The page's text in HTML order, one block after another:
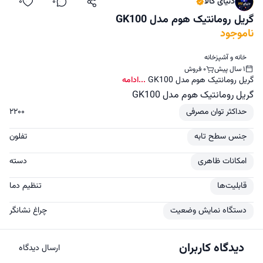
اشتراک‌گذاریدیدگاه لایک
گریل رومانتیک هوم مدل GK100
ناموجود
خانه و آشپزخانه
1 سال پیش
0 فروش
گریل رومانتیک هوم مدل GK100 ...ادامه
گریل رومانتیک هوم مدل GK100
حداکثر توان مصرفی
۲۲۰۰
جنس سطح تابه
تفلون
امکانات ظاهری
دسته
قابلیت‌ها
تنظیم دما
دستگاه نمایش وضعیت
چراغ نشانگر
دیدگاه کاربران ارسال دیدگاه